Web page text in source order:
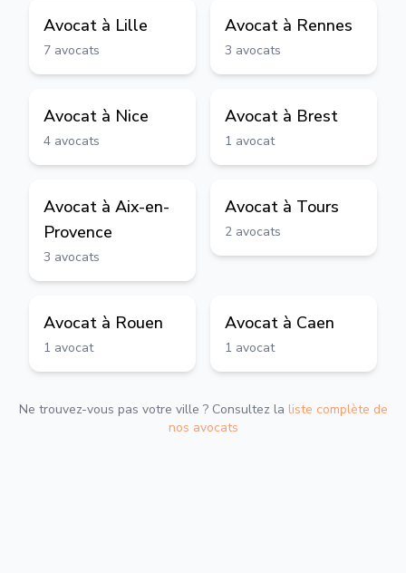
Avocat à Lille
7 avocats
Avocat à Rennes
3 avocats
Avocat à Nice
4 avocats
Avocat à Brest
1 avocat
Avocat à Aix-en-
Provence
3 avocats
Avocat à Tours
2 avocats
Avocat à Rouen
1 avocat
Avocat à Caen
1 avocat
Ne trouvez-vous pas votre ville ? Consultez la liste complète de
nos avocats